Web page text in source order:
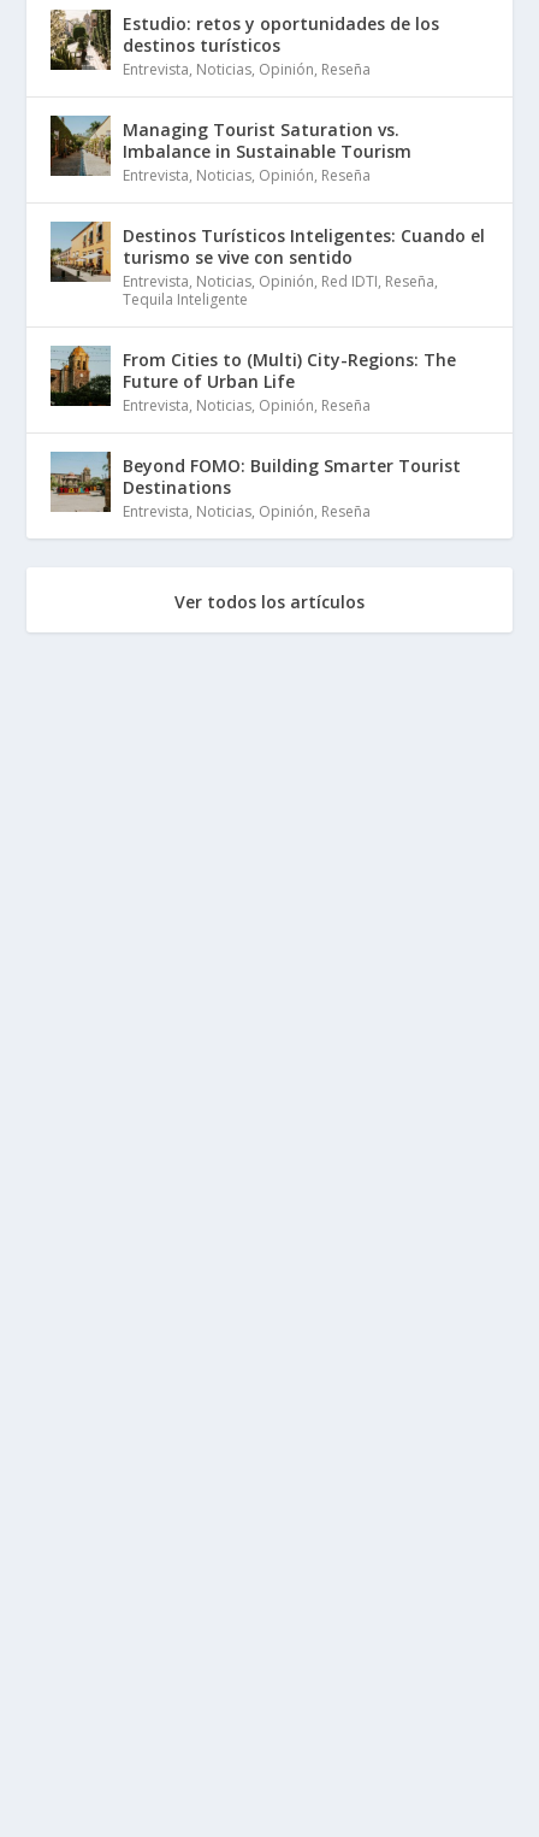
Estudio: retos y oportunidades de los
destinos turísticos
Entrevista, Noticias, Opinión, Reseña
Managing Tourist Saturation vs.
Imbalance in Sustainable Tourism
Entrevista, Noticias, Opinión, Reseña
Destinos Turísticos Inteligentes: Cuando el
turismo se vive con sentido
Entrevista, Noticias, Opinión, Red IDTI, Reseña,
Tequila Inteligente
From Cities to (Multi) City-Regions: The
Future of Urban Life
Entrevista, Noticias, Opinión, Reseña
Beyond FOMO: Building Smarter Tourist
Destinations
Entrevista, Noticias, Opinión, Reseña
Ver todos los artículos